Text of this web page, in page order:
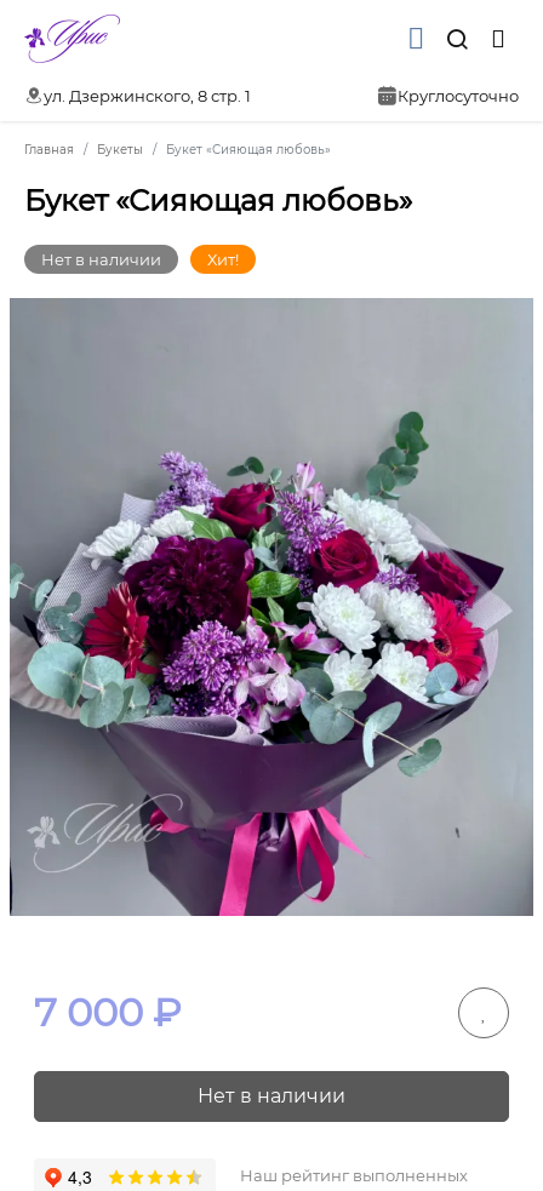
ул. Дзержинского, 8 стр. 1 Круглосуточно
Главная Букеты Букет «Сияющая любовь»
Букет «Сияющая любовь»
Нет в наличии Хит!
7 000 ₽
Нет в наличии
Наш рейтинг выполненных